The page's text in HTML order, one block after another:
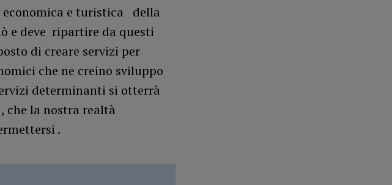
economica e turistica della
e deve ripartire da questi
di creare servizi per
che ne creino sviluppo
determinanti si otterrà
che la nostra realtà
.